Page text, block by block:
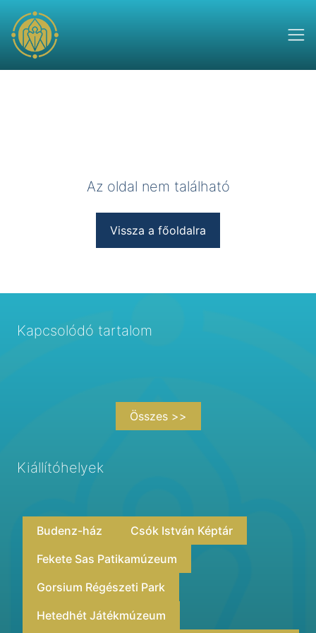
Az oldal nem található
Vissza a főoldalra
Kapcsolódó tartalom
Kiállítóhelyek
Összes >>
Budenz-ház
Csók István Képtár
Fekete Sas Patikamúzeum
Gorsium Régészeti Park
Hetedhét Játékmúzeum